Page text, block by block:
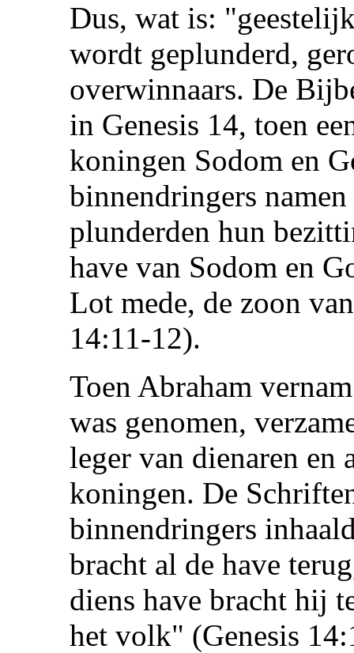
Dus, wat is:
wordt geplunderd,
overwinnaars. De
in Genesis 14, toen
koningen Sodom en
binnendringers
plunderden hun
have van Sodom en
Lot mede, de zoon
14:11-12).
Toen Abraham
was genomen,
leger van dienaren en
koningen. De
binnendringers
bracht al de have
diens have bracht hij
het volk" (Genesis